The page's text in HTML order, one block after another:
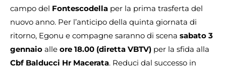
campo del Fontescodella per la prima trasferta del
nuovo anno. Per l’anticipo della quinta giornata di
ritorno, Egonu e compagne saranno di scena sabato 3
gennaio alle ore 18.00 (diretta VBTV) per la sfida alla
Cbf Balducci Hr Macerata. Reduci dal successo in